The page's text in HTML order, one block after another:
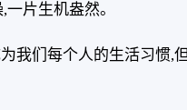
片生机盎然。
我们每个人的生活习惯,